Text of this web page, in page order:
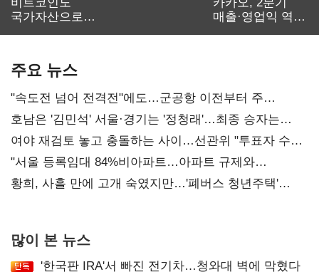
국가자산으로…'
매출·영업익 역대
주요 뉴스
"속도전 넘어 전격전"에도…군공항 이전부터 주
52시간까지 '뇌관'
호남은 '김민석' 서울·경기는 '정청래'…최종 승자는
'안갯속'
여야 재검토 놓고 충돌하는 사이…선관위 "투표자 수
오차 당연"
"서울 등록임대 84%비아파트…아파트 규제와
달리해야"
황희, 사흘 만에 고개 숙였지만…'폐버스 청년주택'
많이 본 뉴스
'한국판 IRA'서 빠진 전기차…청와대 벽에 막혔다